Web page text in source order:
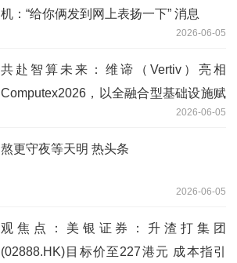
机：“给你俩发到网上表扬一下” 消息
2026-06-05
共赴智算未来：维谛（Vertiv）亮相
Computex2026，以全融合型基础设施赋
2026-06-05
熬更守夜等天明 热头条
2026-06-05
观焦点：美银证券：升渣打集团
(02888.HK)目标价至227港元 成本指引